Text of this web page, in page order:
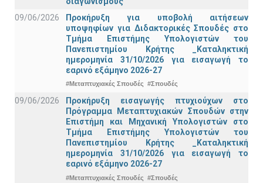
09/06/2026
Προκήρυξη για υποβολή αιτήσεων
υποψηφίων για Διδακτορικές Σπουδές στο
Τμήμα Eπιστήμης Υπολογιστών του
Πανεπιστημίου Κρήτης _Καταληκτική
ημερομηνία 31/10/2026 για εισαγωγή το
εαρινό εξάμηνο 2026-27
#Μεταπτυχιακές Σπουδές #Σπουδές
09/06/2026
Προκήρυξη εισαγωγής πτυχιούχων στo
Πρόγραμμα Μεταπτυχιακών Σπουδών στην
Επιστήμη και Μηχανική Υπολογιστών στο
Τμήμα Eπιστήμης Υπολογιστών του
Πανεπιστημίου Κρήτης _Καταληκτική
ημερομηνία 31/10/2026 για εισαγωγή το
εαρινό εξάμηνο 2026-27
#Μεταπτυχιακές Σπουδές #Σπουδές